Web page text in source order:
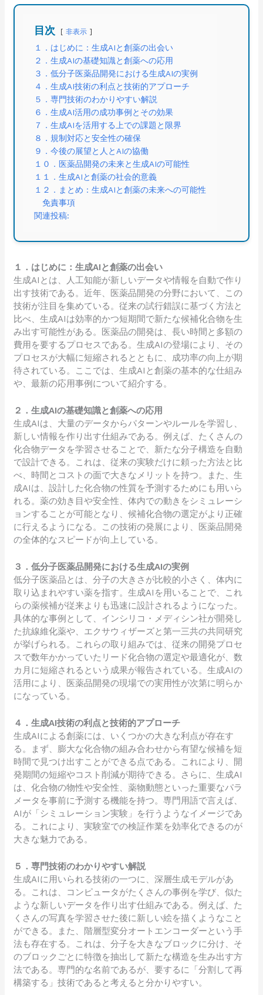
目次 非表示
１．はじめに：生成AIと創薬の出会い
２．生成AIの基礎知識と創薬への応用
３．低分子医薬品開発における生成AIの実例
４．生成AI技術の利点と技術的アプローチ
５．専門技術のわかりやすい解説
６．生成AI活用の成功事例とその効果
７．生成AIを活用する上での課題と限界
８．規制対応と安全性の確保
９．今後の展望と人とAIの協働
１０．医薬品開発の未来と生成AIの可能性
１１．生成AIと創薬の社会的意義
１２．まとめ：生成AIと創薬の未来への可能性
免責事項
関連投稿:
１．はじめに：生成AIと創薬の出会い
生成AIとは、人工知能が新しいデータや情報を自動で作り
出す技術である。近年、医薬品開発の分野において、この
技術が注目を集めている。従来の試行錯誤に基づく方法と
比べ、生成AIは効率的かつ短期間で新たな候補化合物を生
み出す可能性がある。医薬品の開発は、長い時間と多額の
費用を要するプロセスである。生成AIの登場により、その
プロセスが大幅に短縮されるとともに、成功率の向上が期
待されている。ここでは、生成AIと創薬の基本的な仕組み
や、最新の応用事例について紹介する。
２．生成AIの基礎知識と創薬への応用
生成AIは、大量のデータからパターンやルールを学習し、
新しい情報を作り出す仕組みである。例えば、たくさんの
化合物データを学習させることで、新たな分子構造を自動
で設計できる。これは、従来の実験だけに頼った方法と比
べ、時間とコストの面で大きなメリットを持つ。また、生
成AIは、設計した化合物の性質を予測するためにも用いら
れる。薬の効き目や安全性、体内での動きをシミュレーシ
ョンすることが可能となり、候補化合物の選定がより正確
に行えるようになる。この技術の発展により、医薬品開発
の全体的なスピードが向上している。
３．低分子医薬品開発における生成AIの実例
低分子医薬品とは、分子の大きさが比較的小さく、体内に
取り込まれやすい薬を指す。生成AIを用いることで、これ
らの薬候補が従来よりも迅速に設計されるようになった。
具体的な事例として、インシリコ・メディシン社が開発し
た抗線維化薬や、エクサウィザーズと第一三共の共同研究
が挙げられる。これらの取り組みでは、従来の開発プロセ
スで数年かかっていたリード化合物の選定や最適化が、数
カ月に短縮されるという成果が報告されている。生成AIの
活用により、医薬品開発の現場での実用性が次第に明らか
になっている。
４．生成AI技術の利点と技術的アプローチ
生成AIによる創薬には、いくつかの大きな利点が存在す
る。まず、膨大な化合物の組み合わせから有望な候補を短
時間で見つけ出すことができる点である。これにより、開
発期間の短縮やコスト削減が期待できる。さらに、生成AI
は、化合物の物性や安全性、薬物動態といった重要なパラ
メータを事前に予測する機能を持つ。専門用語で言えば、
AIが「シミュレーション実験」を行うようなイメージであ
る。これにより、実験室での検証作業を効率化できるのが
大きな魅力である。
５．専門技術のわかりやすい解説
生成AIに用いられる技術の一つに、深層生成モデルがあ
る。これは、コンピュータがたくさんの事例を学び、似た
ような新しいデータを作り出す仕組みである。例えば、た
くさんの写真を学習させた後に新しい絵を描くようなこと
ができる。また、階層型変分オートエンコーダーという手
法も存在する。これは、分子を大きなブロックに分け、そ
のブロックごとに特徴を抽出して新たな構造を生み出す方
法である。専門的な名前であるが、要するに「分割して再
構築する」技術であると考えると分かりやすい。